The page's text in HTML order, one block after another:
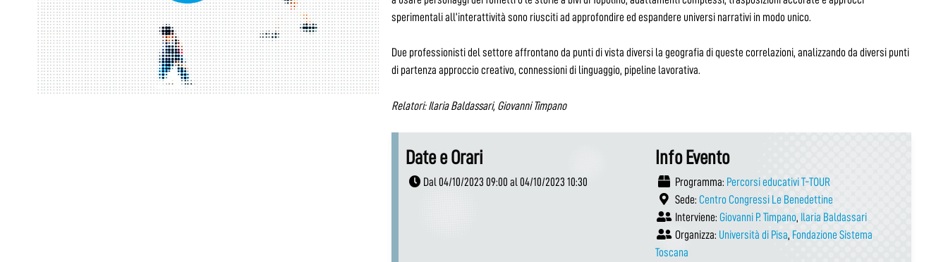
sperimentali all’interattività sono riusciti ad approfondire ed espandere universi narrativi in modo unico.
Due professionisti del settore affrontano da punti di vista diversi la geografia di queste correlazioni, analizzando da diversi punti
di partenza approccio creativo, connessioni di linguaggio, pipeline lavorativa.
Relatori: Ilaria Baldassari, Giovanni Timpano
Date e Orari
Dal 04/10/2023 09:00 al 04/10/2023 10:30
Info Evento
Programma: Percorsi educativi T-TOUR
Sede: Centro Congressi Le Benedettine
Interviene: Giovanni P. Timpano, Ilaria Baldassari
Organizza: Università di Pisa, Fondazione Sistema
Toscana